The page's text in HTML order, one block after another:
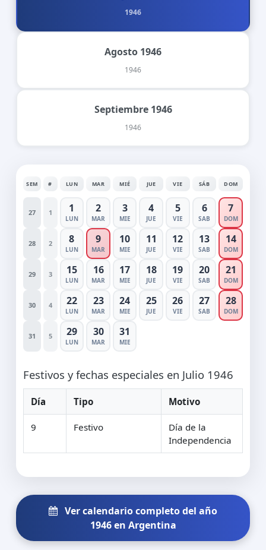
1946
Agosto 1946
1946
Septiembre 1946
1946
SEM # LUN MAR MIÉ JUE VIE SÁB DOM
27 1 1
LUN
2
MAR
3
MIE
4
JUE
5
VIE
6
SAB
7
DOM
28 2 8
LUN
9
MAR
10
MIE
11
JUE
12
VIE
13
SAB
14
DOM
29 3 15
LUN
16
MAR
17
MIE
18
JUE
19
VIE
20
SAB
21
DOM
30 4 22
LUN
23
MAR
24
MIE
25
JUE
26
VIE
27
SAB
28
DOM
31 5 29
LUN
30
MAR
31
MIE
Festivos y fechas especiales en Julio 1946
Día Tipo Motivo
9 Festivo
Día de la
Independencia
Ver calendario completo del año
1946 en Argentina